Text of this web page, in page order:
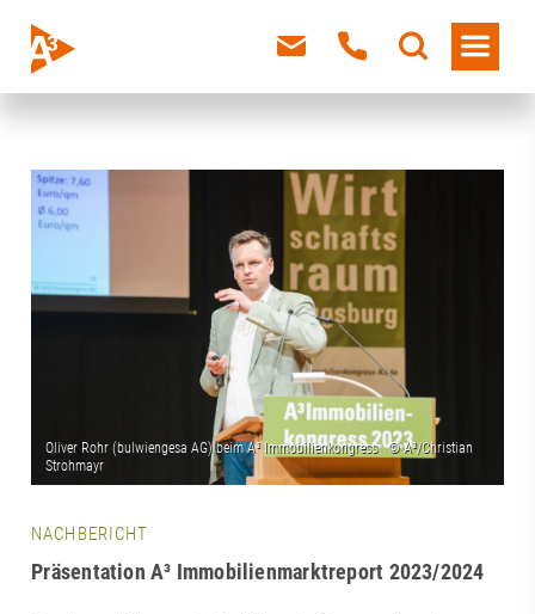
NACHBERICHT
Präsentation A³ Immobilienmarktreport 2023/2024